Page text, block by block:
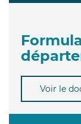
Voir le